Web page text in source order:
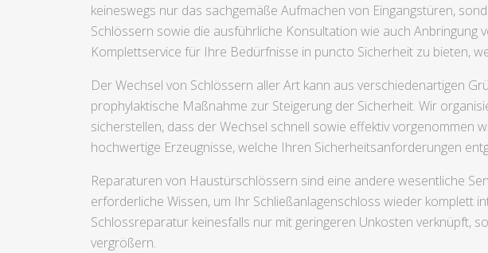
keineswegs nur das sachgemäße Aufmachen von Eingangstüren,
Schlössern sowie die ausführliche Konsultation wie auch Anbringung
Komplettservice für Ihre Bedürfnisse in puncto Sicherheit zu bieten,
Der Wechsel von Schlössern aller Art kann aus verschiedenartigen
prophylaktische Maßnahme zur Steigerung der Sicherheit. Wir
sicherstellen, dass der Wechsel schnell sowie effektiv vorgenommen
hochwertige Erzeugnisse, welche Ihren Sicherheitsanforderungen
Reparaturen von Haustürschlössern sind eine andere wesentliche
erforderliche Wissen, um Ihr Schließanlagenschloss wieder komplett
Schlossreparatur keinesfalls nur mit geringeren Unkosten verknüpft,
vergrößern.